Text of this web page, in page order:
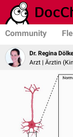
Community
Dr. Regina
Arzt | Ärztin